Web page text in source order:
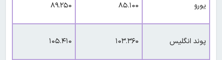
یورو ۸۵.۱۰۰ ۸۹‌.۲۵۰
پوند انگلیس ۱۰۳.۳۶۰ ۱۰۵.۴۱۰